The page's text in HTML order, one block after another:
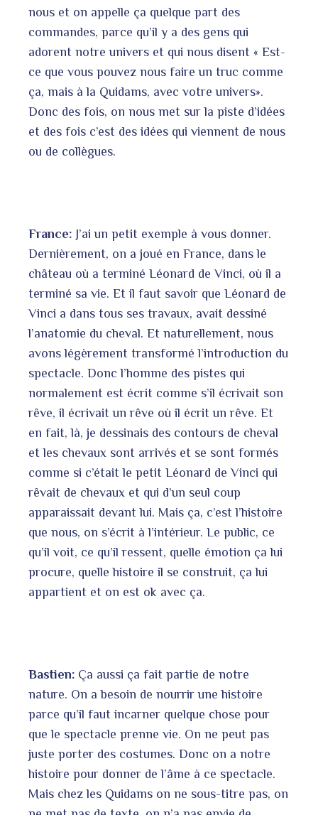
nous et on appelle ça quelque part des
commandes, parce qu’il y a des gens qui
adorent notre univers et qui nous disent « Est-
ce que vous pouvez nous faire un truc comme
ça, mais à la Quidams, avec votre univers».
Donc des fois, on nous met sur la piste d’idées
et des fois c’est des idées qui viennent de nous
ou de collègues.
France: J’ai un petit exemple à vous donner.
Dernièrement, on a joué en France, dans le
château où a terminé Léonard de Vinci, où il a
terminé sa vie. Et il faut savoir que Léonard de
Vinci a dans tous ses travaux, avait dessiné
l’anatomie du cheval. Et naturellement, nous
avons légèrement transformé l’introduction du
spectacle. Donc l’homme des pistes qui
normalement est écrit comme s’il écrivait son
rêve, il écrivait un rêve où il écrit un rêve. Et
en fait, là, je dessinais des contours de cheval
et les chevaux sont arrivés et se sont formés
comme si c’était le petit Léonard de Vinci qui
rêvait de chevaux et qui d’un seul coup
apparaissait devant lui. Mais ça, c’est l’histoire
que nous, on s’écrit à l’intérieur. Le public, ce
qu’il voit, ce qu’il ressent, quelle émotion ça lui
procure, quelle histoire il se construit, ça lui
appartient et on est ok avec ça.
Bastien: Ça aussi ça fait partie de notre
nature. On a besoin de nourrir une histoire
parce qu’il faut incarner quelque chose pour
que le spectacle prenne vie. On ne peut pas
juste porter des costumes. Donc on a notre
histoire pour donner de l’âme à ce spectacle.
Mais chez les Quidams on ne sous-titre pas, on